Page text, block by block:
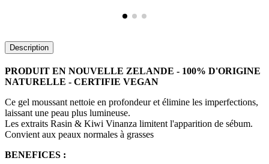
Description
PRODUIT EN NOUVELLE ZELANDE - 100% D'ORIGINE
NATURELLE - CERTIFIE VEGAN
Ce gel moussant nettoie en profondeur et élimine les imperfections,
laissant une peau plus lumineuse.
Les extraits Rasin & Kiwi Vinanza limitent l'apparition de sébum.
Convient aux peaux normales à grasses
BENEFICES :